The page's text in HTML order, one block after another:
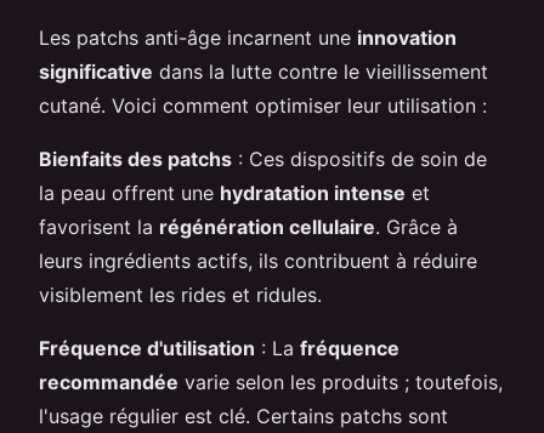
Les patchs anti-âge incarnent une innovation
significative dans la lutte contre le vieillissement
cutané. Voici comment optimiser leur utilisation :
Bienfaits des patchs : Ces dispositifs de soin de
la peau offrent une hydratation intense et
favorisent la régénération cellulaire. Grâce à
leurs ingrédients actifs, ils contribuent à réduire
visiblement les rides et ridules.
Fréquence d'utilisation : La fréquence
recommandée varie selon les produits ; toutefois,
l'usage régulier est clé. Certains patchs sont